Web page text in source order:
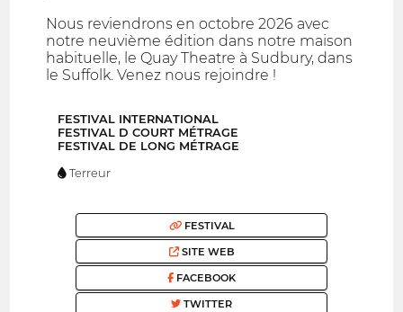
Nous reviendrons en octobre 2026 avec
notre neuvième édition dans notre maison
habituelle, le Quay Theatre à Sudbury, dans
le Suffolk. Venez nous rejoindre !
FESTIVAL INTERNATIONAL
FESTIVAL D COURT MÉTRAGE
FESTIVAL DE LONG MÉTRAGE
Terreur
FESTIVAL
SITE WEB
FACEBOOK
TWITTER